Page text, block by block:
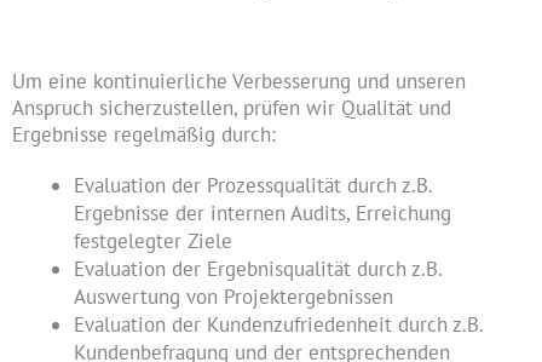
Um eine kontinuierliche Verbesserung und unseren
Anspruch sicherzustellen, prüfen wir Qualität und
Ergebnisse regelmäßig durch:
Evaluation der Prozessqualität durch z.B.
Ergebnisse der internen Audits, Erreichung
festgelegter Ziele
Evaluation der Ergebnisqualität durch z.B.
Auswertung von Projektergebnissen
Evaluation der Kundenzufriedenheit durch z.B.
Kundenbefragung und der entsprechenden